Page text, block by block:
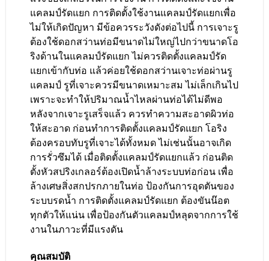
แคลมป์รัดแยก การติดตั้งใช้งานแคลมป์รัดแยกเพื่อ
ไม่ให้เกิดปัญหา มีข้อควรระวังดังต่อไปนี้ การเจาะรู
ต้องใช้ดอกสว่านท่อมีขนาดไม่ใหญ่ไปกว่าขนาดโอ
ริงด้านในแคลมป์รัดแยก ไม่ควรติดตั้งแคลมป์รัด
แยกเข้ากับท่อ แล้วค่อยใช้ดอกสว่านเจาะท่อผ่านรู
แคลมป์ รูที่เจาะควรมีขนาดเหมาะสม ไม่เล็กเกินไป
เพราะจะทําให้ปริมาณนํ้าไหลผ่านท่อได้ไม่ดีพอ
หลังจากเจาะรูเสร็จแล้ว ควรทําความสะอาดผิวท่อ
ให้สะอาด ก่อนทําการติดตั้งแคลมป์รัดแยก โอริง
ต้องครอบทับรูที่เจาะได้ทั้งหมด ไม่เช่นนั้นอาจเกิด
การรั่วซึมได้ เมื่อติดตั้งแคลมป์รัดแยกแล้ว ก่อนติด
ตั้งหัวสปริงเกลอร์ต้องเปิดน้ำล้างระบบท่อก่อน เพื่อ
ล้างเศษสิ่งสกปรกภายในท่อ ป้องกันการอุดตันของ
ระบบรดน้ำ การติดตั้งแคลมป์รัดแยก ต้องขันน๊อต
ทุกตัวให้แน่น เพื่อป้องกันตัวแคลมป์หลุดจากการใช้
งานในภาวะที่มีแรงดัน
คุณสมบัติ